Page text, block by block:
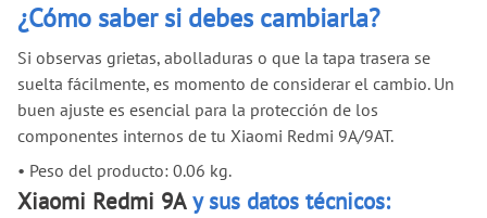
¿Cómo saber si debes cambiarla?
Si observas grietas, abolladuras o que la tapa trasera se
suelta fácilmente, es momento de considerar el cambio. Un
buen ajuste es esencial para la protección de los
componentes internos de tu Xiaomi Redmi 9A/9AT.
• Peso del producto: 0.06 kg.
Xiaomi Redmi 9Ay sus datos técnicos: